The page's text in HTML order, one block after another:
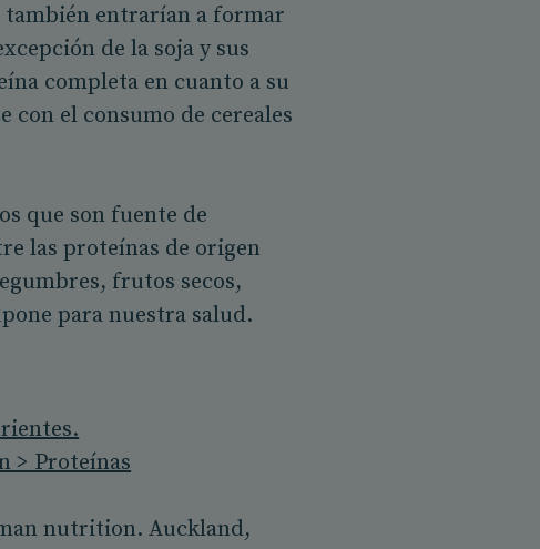
también entrarían a formar
de la soja y sus
completa en cuanto a su
con el consumo de cereales
que son fuente de
las proteínas de origen
frutos secos,
para nuestra salud.
> Proteínas
nutrition. Auckland,